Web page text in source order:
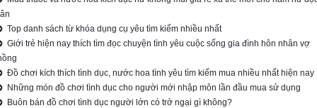
Top danh sách từ khóa dụng cụ yêu tìm kiếm nhiều nhất
Giới trẻ hiện nay thích tìm đọc chuyện tình yêu cuộc sống gia đình hôn nhân vợ
Đồ chơi kích thích tình dục, nước hoa tình yêu tìm kiếm mua nhiều nhất hiện nay
Những món đồ chơi tình dục cho người mới nhập môn lần đầu mua sử dụng
Buôn bán đồ chơi tình dục người lớn có trở ngại gì không?